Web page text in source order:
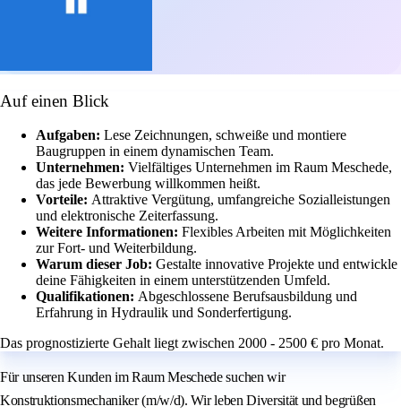
Auf einen Blick
Aufgaben: Lese Zeichnungen, schweiße und montiere
Baugruppen in einem dynamischen Team.
Unternehmen: Vielfältiges Unternehmen im Raum Meschede,
das jede Bewerbung willkommen heißt.
Vorteile: Attraktive Vergütung, umfangreiche Sozialleistungen
und elektronische Zeiterfassung.
Weitere Informationen: Flexibles Arbeiten mit Möglichkeiten
zur Fort- und Weiterbildung.
Warum dieser Job: Gestalte innovative Projekte und entwickle
deine Fähigkeiten in einem unterstützenden Umfeld.
Qualifikationen: Abgeschlossene Berufsausbildung und
Erfahrung in Hydraulik und Sonderfertigung.
Das prognostizierte Gehalt liegt zwischen 2000 - 2500 € pro Monat.
Für unseren Kunden im Raum Meschede suchen wir
Konstruktionsmechaniker (m/w/d). Wir leben Diversität und begrüßen